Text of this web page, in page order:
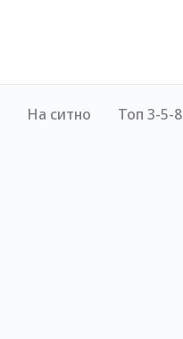
На ситно Топ 3-5-8